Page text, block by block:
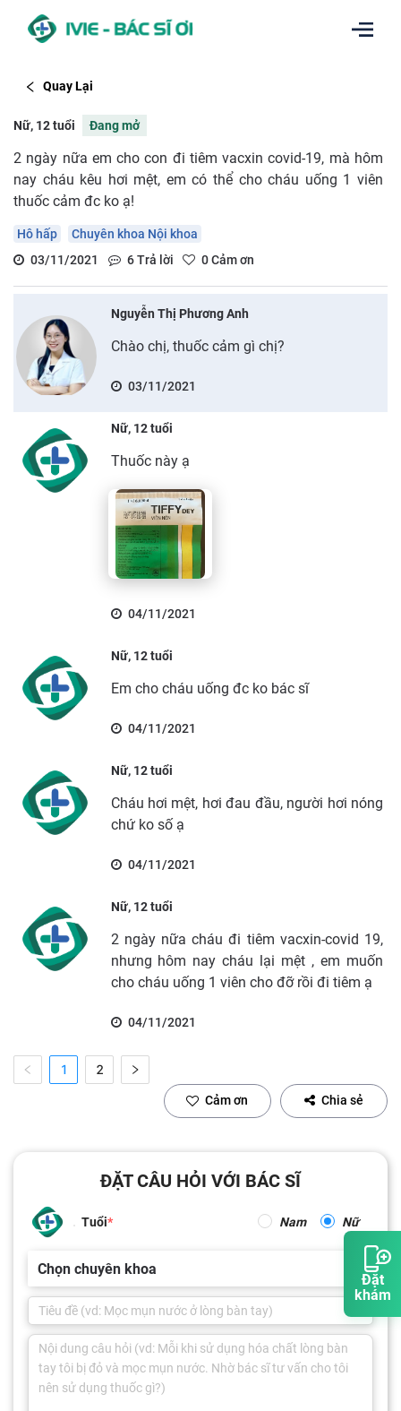
Đặt
khám
Quay Lại
Nữ, 12 tuổi Đang mở
2 ngày nữa em cho con đi tiêm vacxin covid-19, mà hôm
nay cháu kêu hơi mệt, em có thể cho cháu uống 1 viên
thuốc cảm đc ko ạ!
Hô hấp
Chuyên khoa Nội khoa
03/11/2021
6Trả lời 0Cảm ơn
Nguyễn Thị Phương Anh
Chào chị, thuốc cảm gì chị?
03/11/2021
Nữ, 12 tuổi
Thuốc này ạ
04/11/2021
Nữ, 12 tuổi
Em cho cháu uống đc ko bác sĩ
04/11/2021
Nữ, 12 tuổi
Cháu hơi mệt, hơi đau đầu, người hơi nóng
chứ ko số ạ
04/11/2021
Nữ, 12 tuổi
2 ngày nữa cháu đi tiêm vacxin-covid 19,
nhưng hôm nay cháu lại mệt , em muốn
cho cháu uống 1 viên cho đỡ rồi đi tiêm ạ
04/11/2021
1 2
Cảm ơn Chia sẻ
ĐẶT CÂU HỎI VỚI BÁC SĨ
Tuổi Nam Nữ
Chọn chuyên khoa